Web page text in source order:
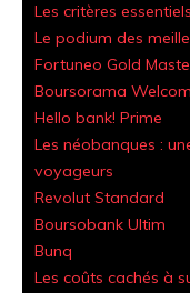
Les critères
Le podium des
Fortuneo Gold
Boursorama
Hello bank! Prime
Les néobanques :
voyageurs
Revolut Standard
Boursobank Ultim
Bunq
Les coûts cachés à